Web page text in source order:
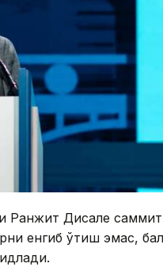
Ранжит Дисале
енгиб ўтиш эмас,